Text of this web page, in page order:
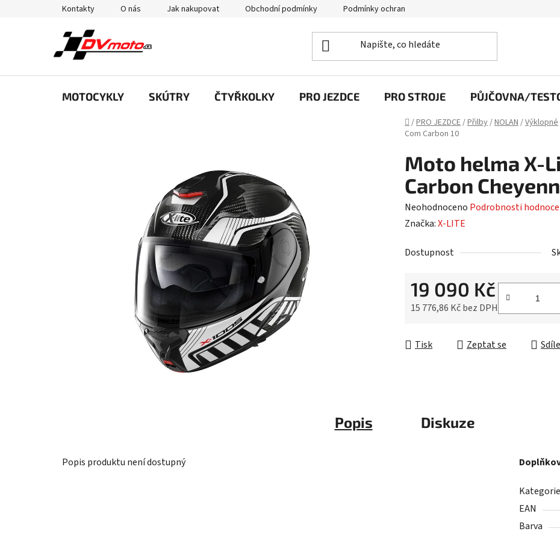
Kontakty O nás Jak nakupovat Obchodní podmínky Podmínky ochrany osobních údajů
MOTOCYKLY SKÚTRY ČTYŘKOLKY PRO JEZDCE PRO STROJE PŮJČOVNA/
Domů
/PRO JEZDCE/Přilby/NOLAN/Výklopné
Com Carbon 10
Moto helma X-
Carbon
Průměrné
hodnocení
je
Neohodnoceno Podrobnosti
Značka:X-LITE
Dostupnost
19 090 Kč
15 776,86 Kč bez DPH
Tisk Zeptat se
Popis Diskuze
Popis produktu není dostupný
Kategorie
EAN
Barva